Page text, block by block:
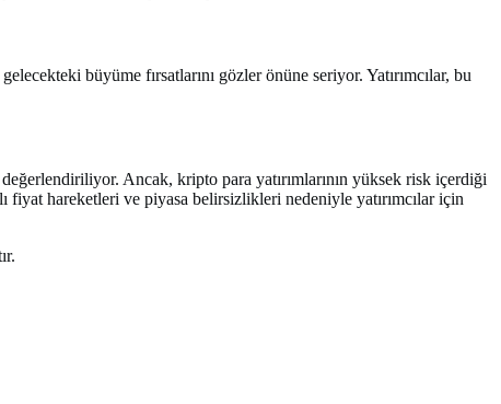
büyüme fırsatlarını gözler önüne seriyor. Yatırımcılar, bu
Ancak, kripto para yatırımlarının yüksek risk içerdiği
fiyat hareketleri ve piyasa belirsizlikleri nedeniyle yatırımcılar için